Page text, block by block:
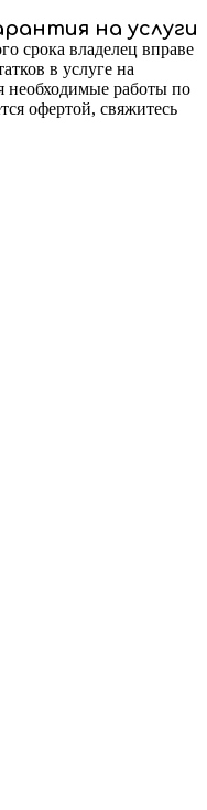
на услуги
срока владелец вправе
в услуге на
необходимые работы по
офертой, свяжитесь